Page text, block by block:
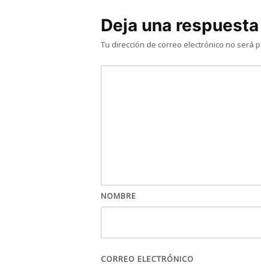
Deja una respuesta
Tu dirección de correo electrónico no será
NOMBRE
CORREO ELECTRÓNICO